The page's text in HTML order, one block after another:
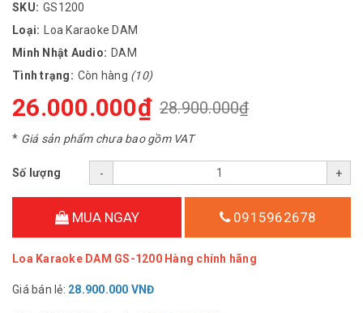
SKU: GS1200
Loại:
Loa Karaoke DAM
Minh Nhật Audio: DAM
Tình trạng: Còn hàng (10)
26.000.000₫ 28.900.000₫
* Giá sản phẩm chưa bao gồm VAT
Số lượng - +
MUA NGAY 0915962678
Loa Karaoke DAM GS-1200 Hàng chính hãng
Giá bán lẻ: 28.900.000 VNĐ